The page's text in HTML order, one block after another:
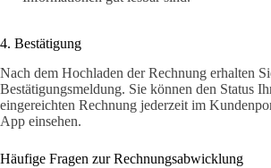
4. Bestätigung
Nach dem Hochladen der Rechnung erhalten
Bestätigungsmeldung. Sie können den Status
eingereichten Rechnung jederzeit im
App einsehen.
Häufige Fragen zur Rechnungsabwicklung